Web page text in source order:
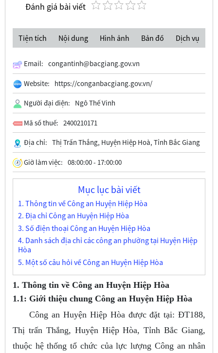
Đánh giá bài viết
Tiện tích Nội dung Hình ảnh Bản đồ Dịch vụ
Email: congantinh@bacgiang.gov.vn
Website: https://conganbacgiang.gov.vn/
Người đại diện: Ngô Thế Vinh
Mã số thuế: 2400210171
Địa chỉ: Thị Trấn Thắng, Huyện Hiệp Hoà, Tỉnh Bắc Giang
Giờ làm việc: 08:00:00 - 17:00:00
Mục lục bài viết
1. Thông tin về Công an Huyện Hiệp Hòa
2. Địa chỉ Công an Huyện Hiệp Hòa
3. Số điện thoại Công an Huyện Hiệp Hòa
4. Danh sách địa chỉ các công an phường tại Huyện Hiệp
Hòa
5. Một số câu hỏi về Công an Huyện Hiệp Hòa
1. Thông tin về Công an Huyện Hiệp Hòa
1.1: Giới thiệu chung Công an Huyện Hiệp Hòa
Công an Huyện Hiệp Hòa được đặt tại: ĐT188,
Thị trấn Thắng, Huyện Hiệp Hòa, Tỉnh Bắc Giang,
thuộc hệ thống tổ chức của lực lượng Công an nhân